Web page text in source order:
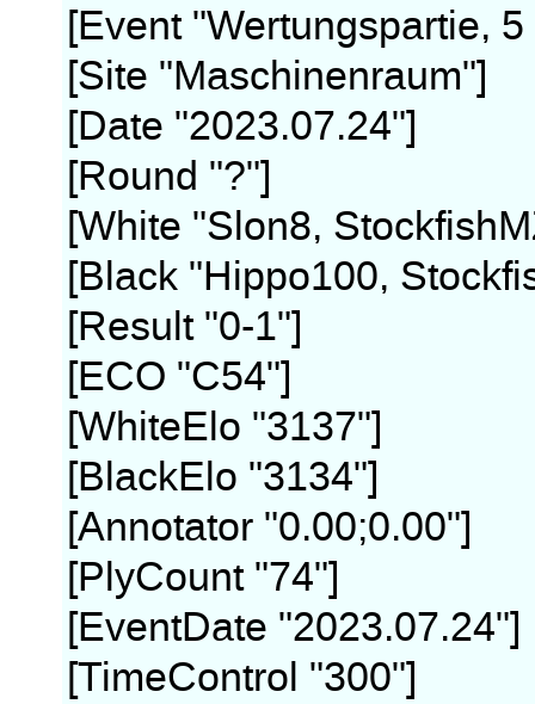
[Event "Wertungspartie,
[Site "Maschinenraum"]
[Date "2023.07.24"]
[Round "?"]
[White "Slon8,
[Black "Hippo100,
[Result "0-1"]
[ECO "C54"]
[WhiteElo "3137"]
[BlackElo "3134"]
[Annotator "0.00;0.00"]
[PlyCount "74"]
[EventDate "2023.07.24"]
[TimeControl "300"]